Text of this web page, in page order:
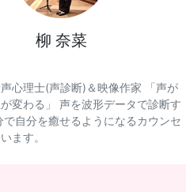
柳 奈菜
心理士(声診断)＆映像作家 「声が
変わる」 声を波形データで診断す
で自分を癒せるようになるカウンセ
ます。